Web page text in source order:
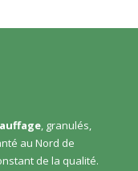
, granulés,
au Nord de
de la qualité.